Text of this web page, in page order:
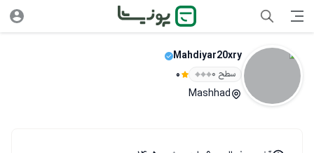
Mahdiyar20xry
سطح ۰ 0
Mashhad